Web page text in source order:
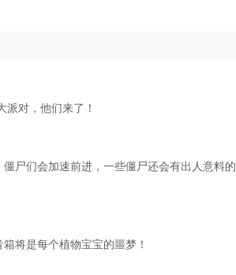
对，他们来了！
尸们会加速前进，一些僵尸还会有出人意料的
将是每个植物宝宝的噩梦！